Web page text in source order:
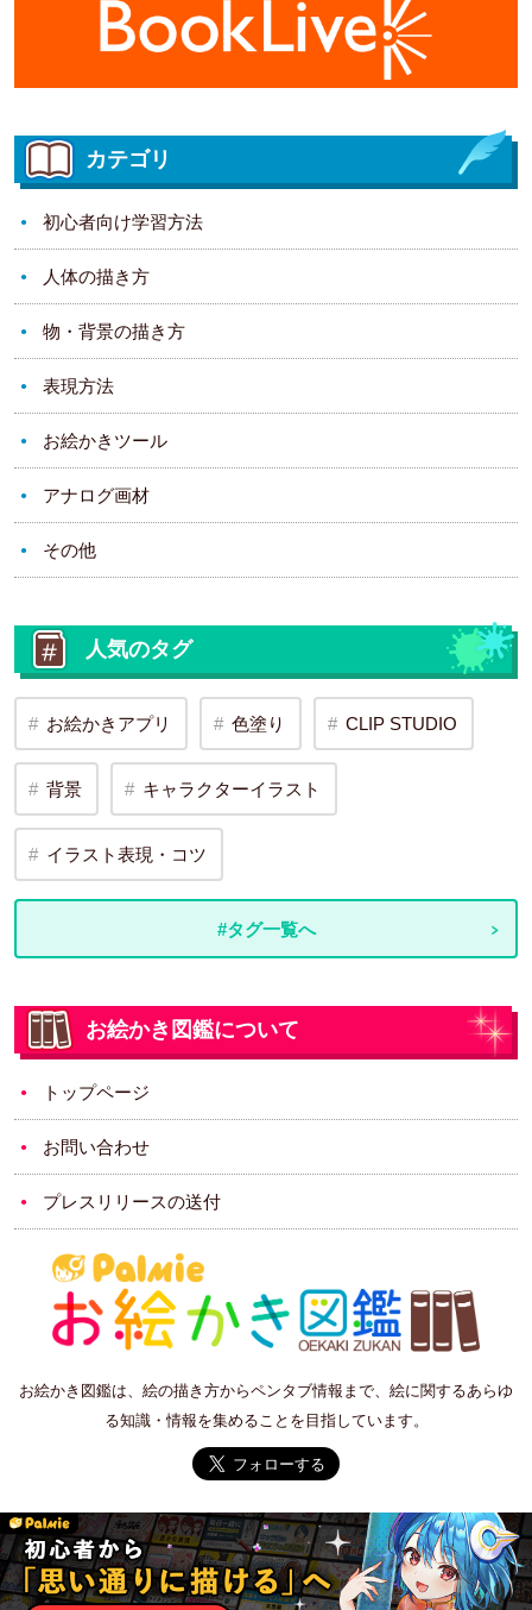
カテゴリ
初心者向け学習方法
人体の描き方
物・背景の描き方
表現方法
お絵かきツール
アナログ画材
その他
人気のタグ
お絵かきアプリ 色塗り CLIP STUDIO
背景 キャラクターイラスト
イラスト表現・コツ
#タグ一覧へ
お絵かき図鑑について
トップページ
お問い合わせ
プレスリリースの送付
お絵かき図鑑は、絵の描き方からペンタブ情報まで、絵に関するあらゆ
る知識・情報を集めることを目指しています。